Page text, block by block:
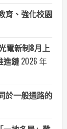
育、強化校園
電新制8月上
進鏈 2026 年
於一般通路的